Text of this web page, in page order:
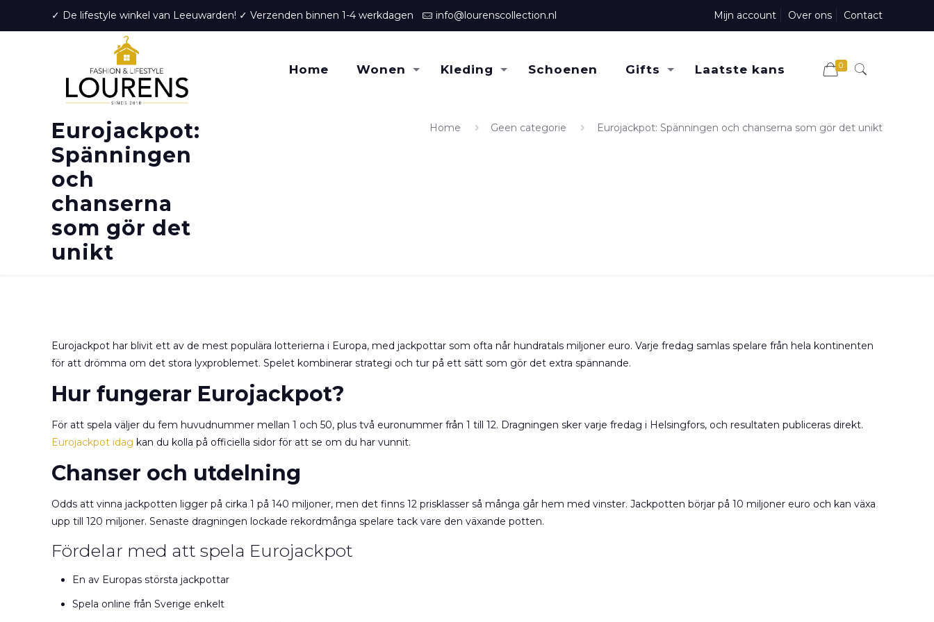
✓ De lifestyle winkel van Leeuwarden! ✓ Verzenden binnen 1-4 werkdagen info@lourenscollection.nl Mijn account Over ons Contact
Home Wonen Kleding Schoenen Gifts Laatste kans 0
Eurojackpot:
Spänningen
och
chanserna
som gör det
unikt
Home Geen categorie Eurojackpot: Spänningen och chanserna som gör det unikt
Eurojackpot har blivit ett av de mest populära lotterierna i Europa, med jackpottar som ofta når hundratals miljoner euro. Varje fredag samlas spelare från hela kontinenten
för att drömma om det stora lyxproblemet. Spelet kombinerar strategi och tur på ett sätt som gör det extra spännande.
Hur fungerar Eurojackpot?
För att spela väljer du fem huvudnummer mellan 1 och 50, plus två euronummer från 1 till 12. Dragningen sker varje fredag i Helsingfors, och resultaten publiceras direkt.
Eurojackpot idag kan du kolla på officiella sidor för att se om du har vunnit.
Chanser och utdelning
Odds att vinna jackpotten ligger på cirka 1 på 140 miljoner, men det finns 12 prisklasser så många går hem med vinster. Jackpotten börjar på 10 miljoner euro och kan växa
upp till 120 miljoner. Senaste dragningen lockade rekordmånga spelare tack vare den växande potten.
Fördelar med att spela Eurojackpot
En av Europas största jackpottar
Spela online från Sverige enkelt